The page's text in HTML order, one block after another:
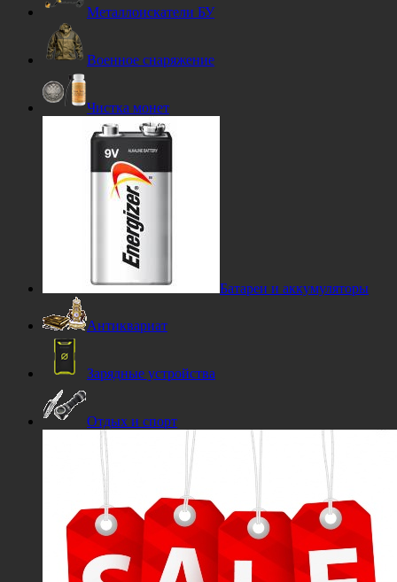
Металлоискатели БУ
Военное снаряжение
Чистка монет
Батареи и аккумуляторы
Антиквариат
Зарядные устройства
Отдых и спорт